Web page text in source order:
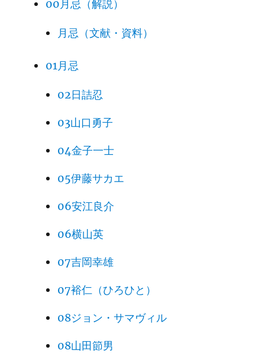
00月忌（解説）
月忌（文献・資料）
01月忌
02日詰忍
03山口勇子
04金子一士
05伊藤サカエ
06安江良介
06横山英
07吉岡幸雄
07裕仁（ひろひと）
08ジョン・サマヴィル
08山田節男